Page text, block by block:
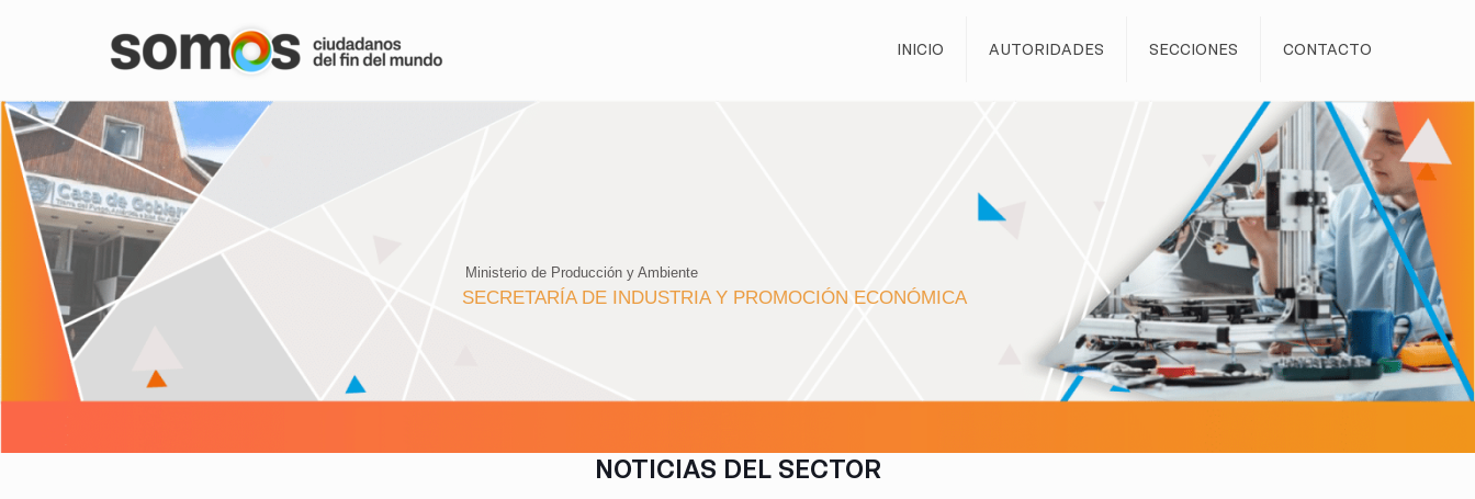
INICIO AUTORIDADES SECCIONES CONTACTO
SECRETARÍA DE INDUSTRIA Y PROMOCIÓN ECONÓMICA
Ministerio de Producción y Ambiente
NOTICIAS DEL SECTOR